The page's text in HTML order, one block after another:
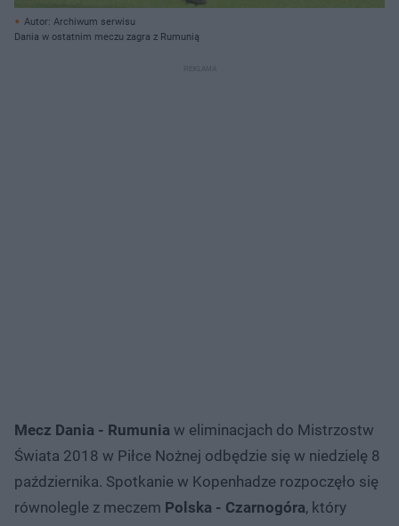
Autor: Archiwum serwisu
Dania w ostatnim meczu zagra z Rumunią
Mecz Dania - Rumunia w eliminacjach do Mistrzostw
Świata 2018 w Piłce Nożnej odbędzie się w niedzielę 8
października. Spotkanie w Kopenhadze rozpoczęło się
równolegle z meczem Polska - Czarnogóra, który